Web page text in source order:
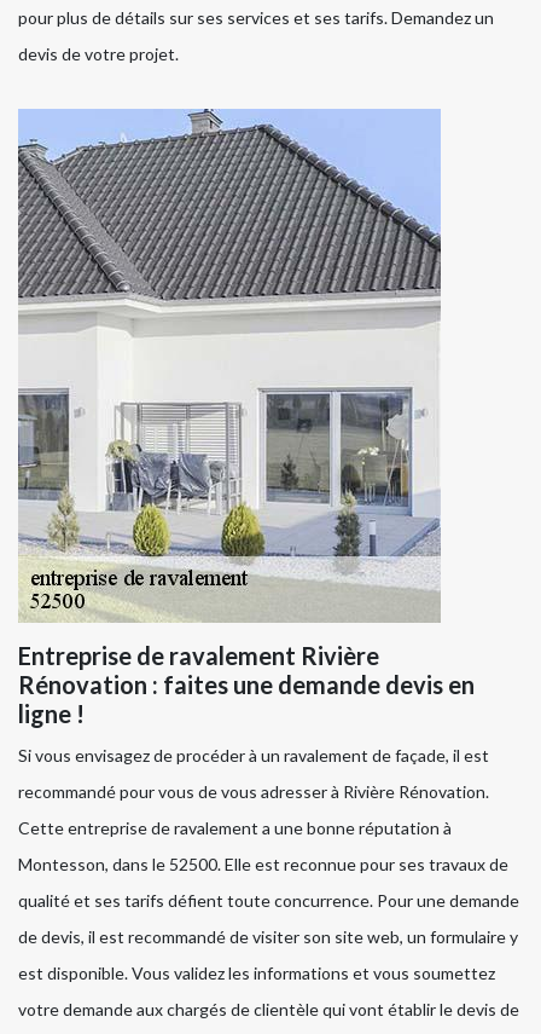
pour plus de détails sur ses services et ses tarifs. Demandez un
devis de votre projet.
Entreprise de ravalement Rivière
Rénovation : faites une demande devis en
ligne !
Si vous envisagez de procéder à un ravalement de façade, il est
recommandé pour vous de vous adresser à Rivière Rénovation.
Cette entreprise de ravalement a une bonne réputation à
Montesson, dans le 52500. Elle est reconnue pour ses travaux de
qualité et ses tarifs défient toute concurrence. Pour une demande
de devis, il est recommandé de visiter son site web, un formulaire y
est disponible. Vous validez les informations et vous soumettez
votre demande aux chargés de clientèle qui vont établir le devis de